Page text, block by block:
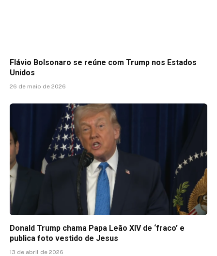
Flávio Bolsonaro se reúne com Trump nos Estados
Unidos
26 de maio de 2026
Donald Trump chama Papa Leão XIV de ‘fraco’ e
publica foto vestido de Jesus
13 de abril de 2026